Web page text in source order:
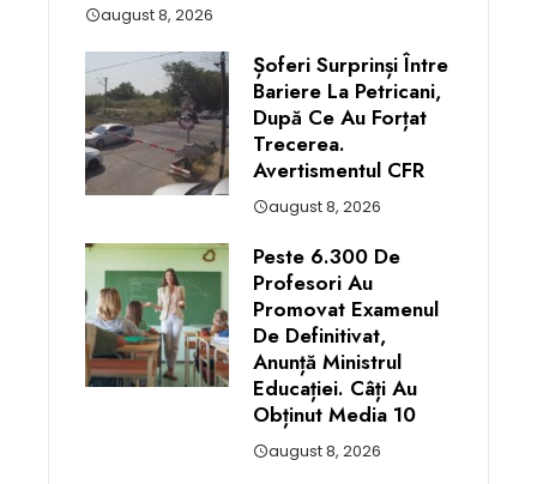
august 8, 2026
Șoferi Surprinși Între
Bariere La Petricani,
După Ce Au Forțat
Trecerea.
Avertismentul CFR
august 8, 2026
Peste 6.300 De
Profesori Au
Promovat Examenul
De Definitivat,
Anunță Ministrul
Educației. Câți Au
Obținut Media 10
august 8, 2026